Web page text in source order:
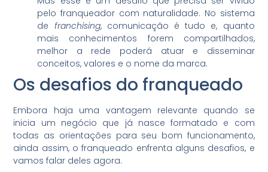
pelo franqueador com naturalidade. No sistema
de franchising, comunicação é tudo e, quanto
mais conhecimentos forem compartilhados,
melhor a rede poderá atuar e disseminar
conceitos, valores e o nome da marca.
Os desafios do franqueado
Embora haja uma vantagem relevante quando se
inicia um negócio que já nasce formatado e com
todas as orientações para seu bom funcionamento,
ainda assim, o franqueado enfrenta alguns desafios, e
vamos falar deles agora.